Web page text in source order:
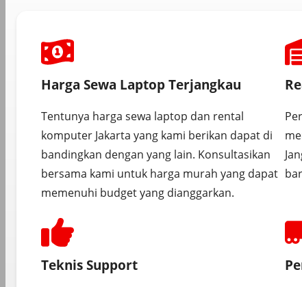
Harga Sewa Laptop Terjangkau
Tentunya harga sewa laptop dan rental
komputer Jakarta yang kami berikan dapat di
bandingkan dengan yang lain. Konsultasikan
bersama kami untuk harga murah yang dapat
memenuhi budget yang dianggarkan.
Teknis Support